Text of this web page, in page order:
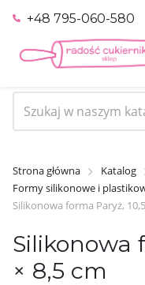
+48 795-060-580
Strona główna Katalog
Formy silikonowe i
Silikonowa forma Paryż,
Silikonowa
× 8,5 cm